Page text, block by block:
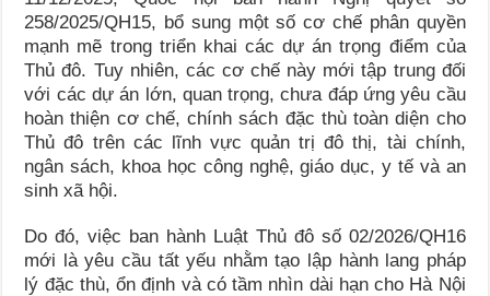
258/2025/QH15, bổ sung một số cơ chế phân quyền
mạnh mẽ trong triển khai các dự án trọng điểm của
Thủ đô. Tuy nhiên, các cơ chế này mới tập trung đối
với các dự án lớn, quan trọng, chưa đáp ứng yêu cầu
hoàn thiện cơ chế, chính sách đặc thù toàn diện cho
Thủ đô trên các lĩnh vực quản trị đô thị, tài chính,
ngân sách, khoa học công nghệ, giáo dục, y tế và an
sinh xã hội.
Do đó, việc ban hành Luật Thủ đô số 02/2026/QH16
mới là yêu cầu tất yếu nhằm tạo lập hành lang pháp
lý đặc thù, ổn định và có tầm nhìn dài hạn cho Hà Nội